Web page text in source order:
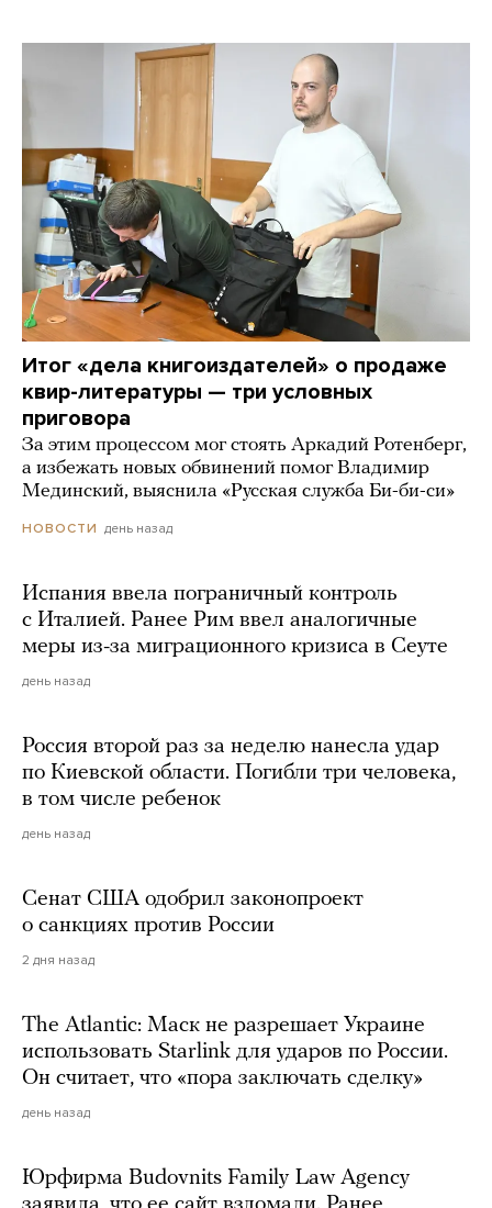
Итог «дела книгоиздателей» о продаже
квир-литературы — три условных
приговора
За этим процессом мог стоять Аркадий Ротенберг,
а избежать новых обвинений помог Владимир
Мединский, выяснила «Русская служба Би-би-си»
НОВОСТИ день назад
Испания ввела пограничный контроль
с Италией. Ранее Рим ввел аналогичные
меры из-за миграционного кризиса в Сеуте
день назад
Россия второй раз за неделю нанесла удар
по Киевской области. Погибли три человека,
в том числе ребенок
день назад
Сенат США одобрил законопроект
о санкциях против России
2 дня назад
The Atlantic: Маск не разрешает Украине
использовать Starlink для ударов по России.
Он считает, что «пора заключать сделку»
день назад
Юрфирма Budovnits Family Law Agency